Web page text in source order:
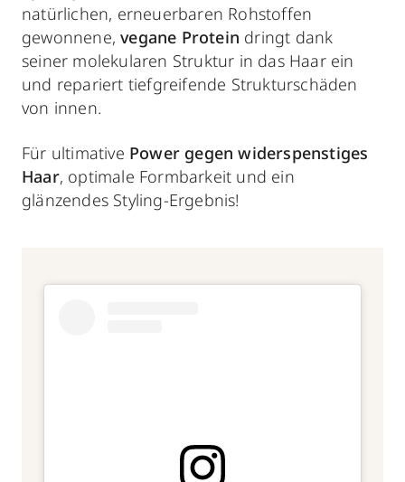
natürlichen, erneuerbaren Rohstoffen
gewonnene,vegane Protein dringt dank
seiner molekularen Struktur in das Haar ein
und repariert tiefgreifende Strukturschäden
von innen.
Für ultimative Power gegen widerspenstiges
Haar, optimale Formbarkeit und ein
glänzendes Styling-Ergebnis!